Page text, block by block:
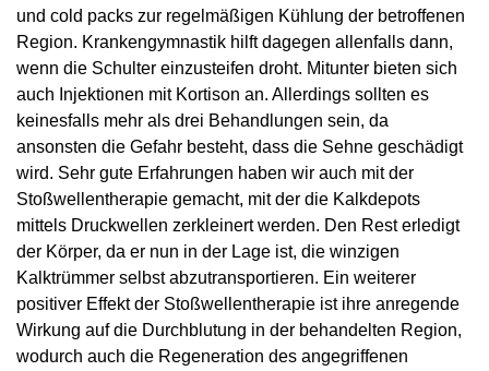
und cold packs zur regelmäßigen Kühlung der betroffenen
Region. Krankengymnastik hilft dagegen allenfalls dann,
wenn die Schulter einzusteifen droht. Mitunter bieten sich
auch Injektionen mit Kortison an. Allerdings sollten es
keinesfalls mehr als drei Behandlungen sein, da
ansonsten die Gefahr besteht, dass die Sehne geschädigt
wird. Sehr gute Erfahrungen haben wir auch mit der
Stoßwellentherapie gemacht, mit der die Kalkdepots
mittels Druckwellen zerkleinert werden. Den Rest erledigt
der Körper, da er nun in der Lage ist, die winzigen
Kalktrümmer selbst abzutransportieren. Ein weiterer
positiver Effekt der Stoßwellentherapie ist ihre anregende
Wirkung auf die Durchblutung in der behandelten Region,
wodurch auch die Regeneration des angegriffenen